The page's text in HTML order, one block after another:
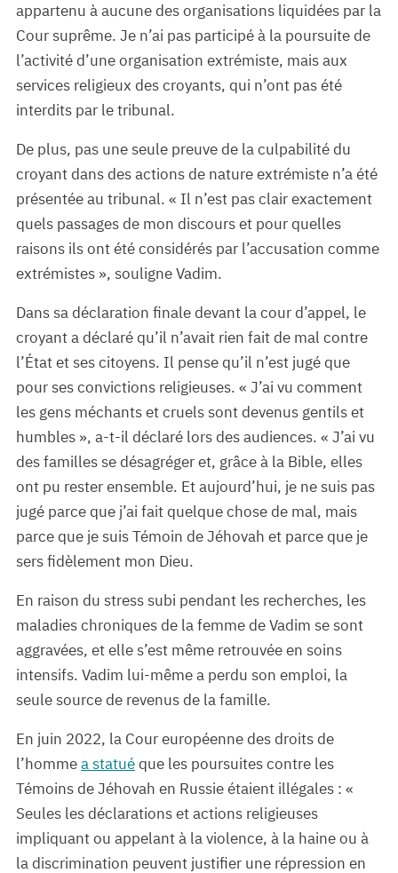
appartenu à aucune des organisations liquidées par la
Cour suprême. Je n’ai pas participé à la poursuite de
l’activité d’une organisation extrémiste, mais aux
services religieux des croyants, qui n’ont pas été
interdits par le tribunal.
De plus, pas une seule preuve de la culpabilité du
croyant dans des actions de nature extrémiste n’a été
présentée au tribunal. « Il n’est pas clair exactement
quels passages de mon discours et pour quelles
raisons ils ont été considérés par l’accusation comme
extrémistes », souligne Vadim.
Dans sa déclaration finale devant la cour d’appel, le
croyant a déclaré qu’il n’avait rien fait de mal contre
l’État et ses citoyens. Il pense qu’il n’est jugé que
pour ses convictions religieuses. « J’ai vu comment
les gens méchants et cruels sont devenus gentils et
humbles », a-t-il déclaré lors des audiences. « J’ai vu
des familles se désagréger et, grâce à la Bible, elles
ont pu rester ensemble. Et aujourd’hui, je ne suis pas
jugé parce que j’ai fait quelque chose de mal, mais
parce que je suis Témoin de Jéhovah et parce que je
sers fidèlement mon Dieu.
En raison du stress subi pendant les recherches, les
maladies chroniques de la femme de Vadim se sont
aggravées, et elle s’est même retrouvée en soins
intensifs. Vadim lui-même a perdu son emploi, la
seule source de revenus de la famille.
En juin 2022, la Cour européenne des droits de
l’hommea statuéque les poursuites contre les
Témoins de Jéhovah en Russie étaient illégales : «
Seules les déclarations et actions religieuses
impliquant ou appelant à la violence, à la haine ou à
la discrimination peuvent justifier une répression en